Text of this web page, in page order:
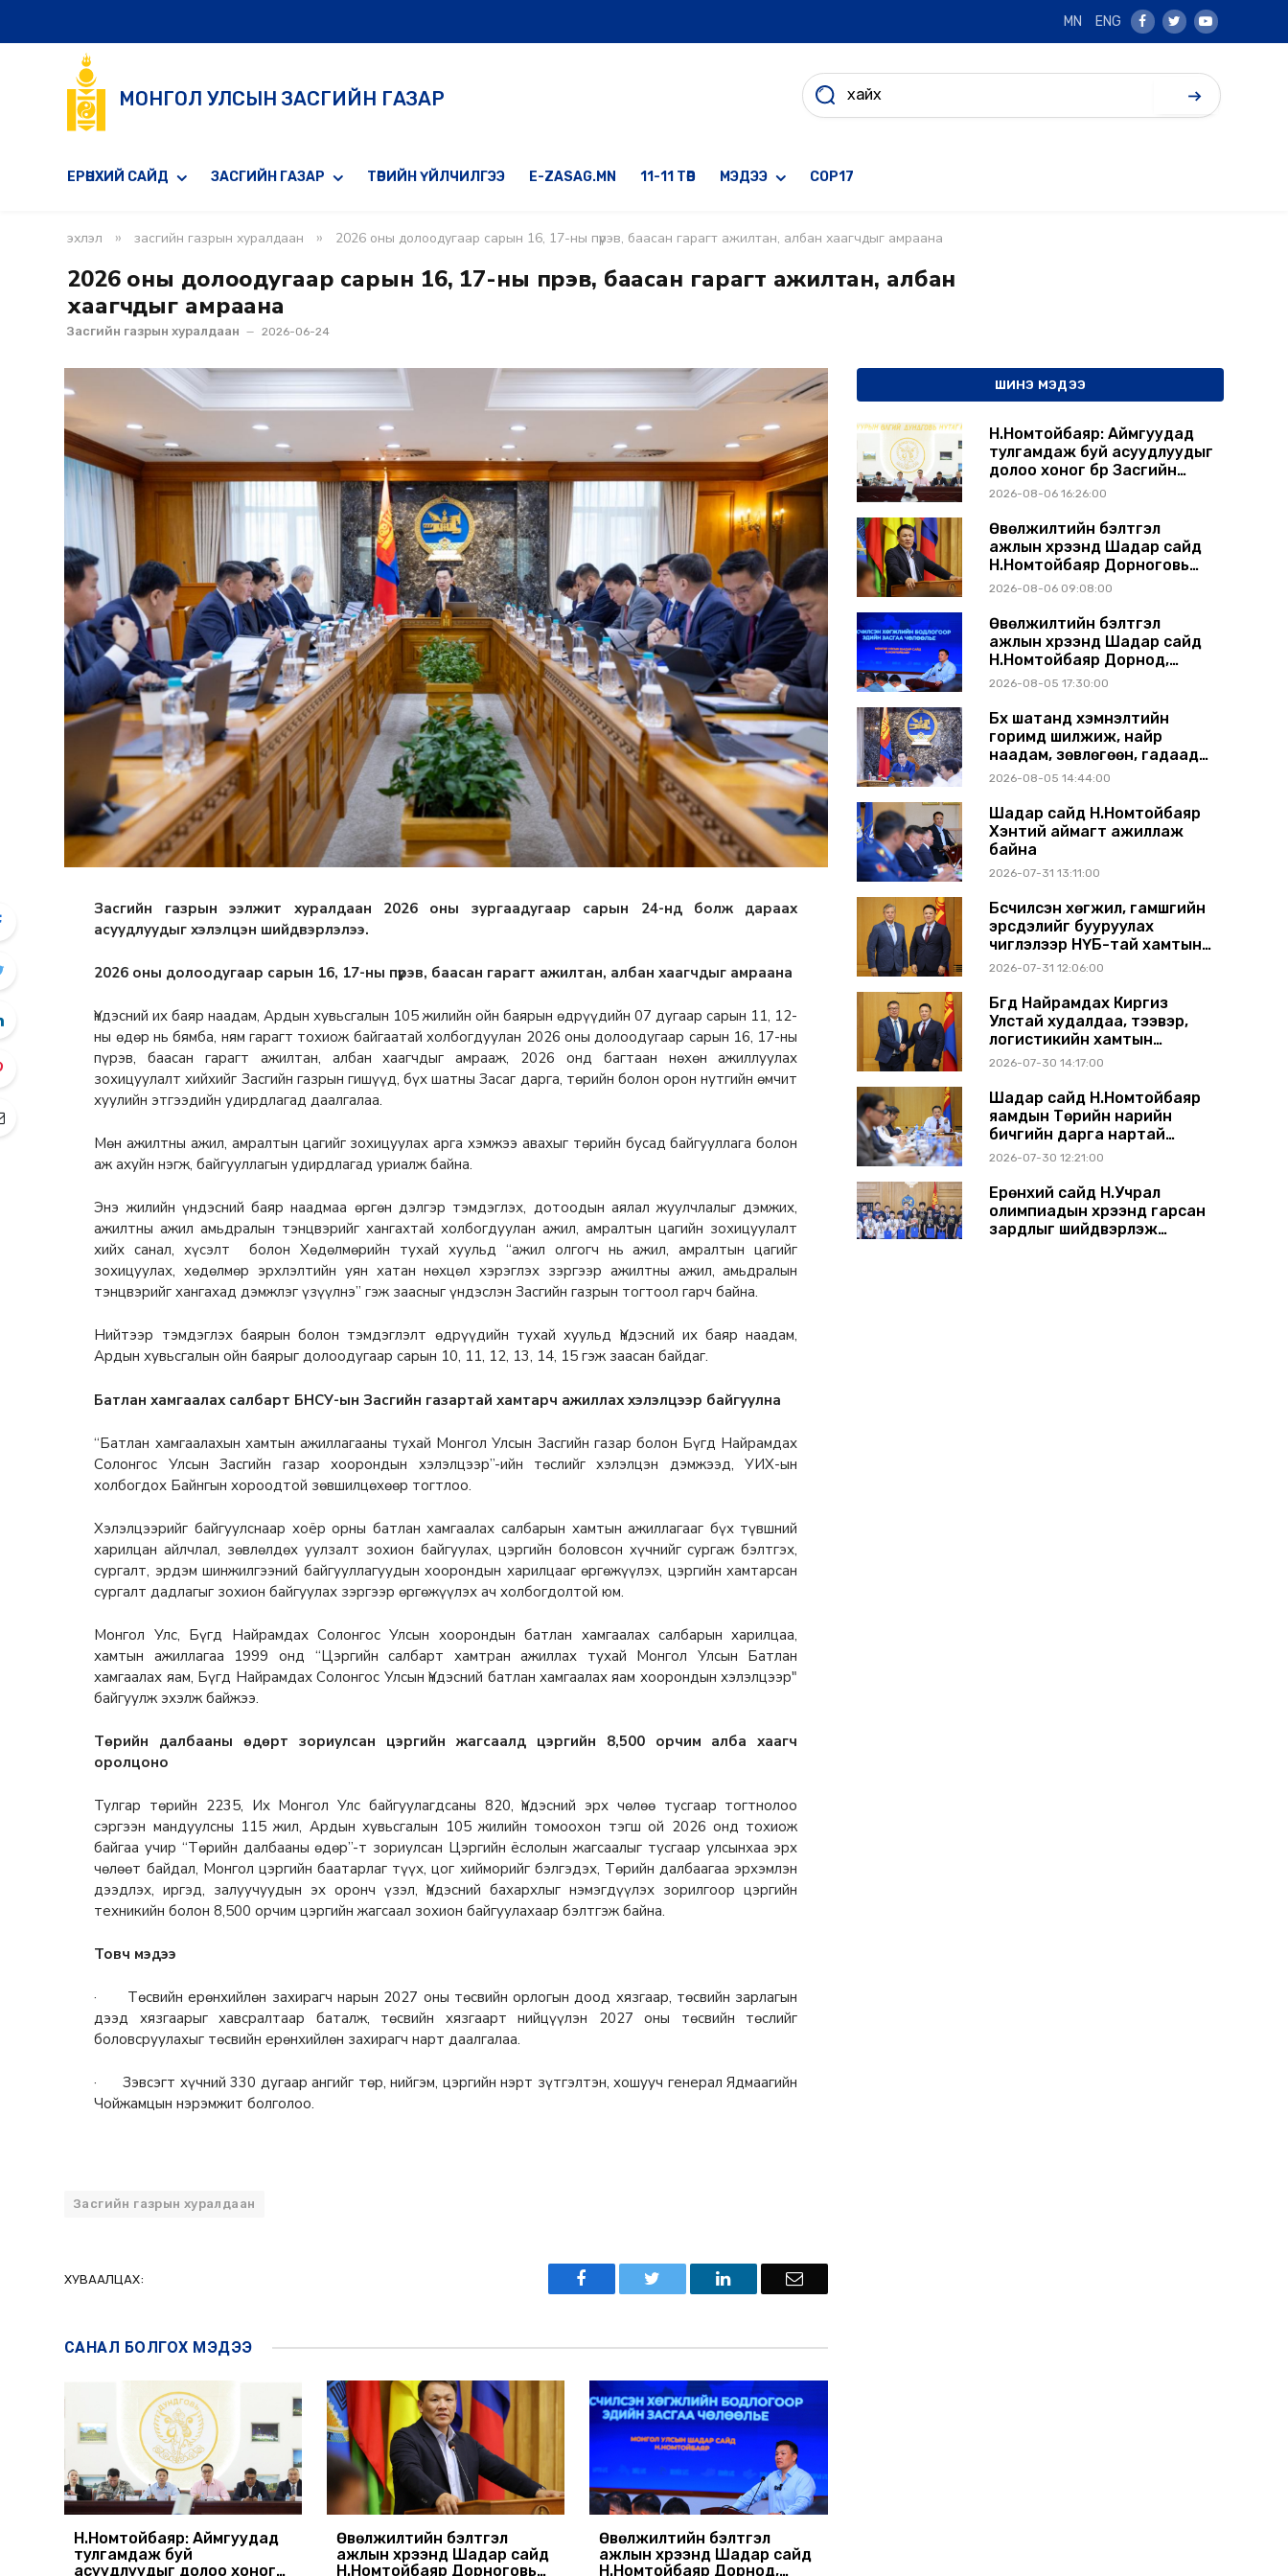
MN ENG
Facebook
TwitterYoutube
МОНГОЛ УЛСЫН ЗАСГИЙН ГАЗАР
ЕРӨНХИЙ САЙД ЗАСГИЙН ГАЗАР ТӨРИЙН ҮЙЛЧИЛГЭЭ E-ZASAG.MN 11-11 ТӨВ МЭДЭЭ COP17
эхлэл » засгийн газрын хуралдаан » 2026 оны долоодугаар сарын 16, 17-ны пүрэв, баасан гарагт ажилтан, албан хаагчдыг амраана
2026 оны долоодугаар сарын 16, 17-ны пүрэв, баасан гарагт ажилтан, албан
хаагчдыг амраана
Засгийн газрын хуралдаан 2026-06-24
Засгийн газрын ээлжит хуралдаан 2026 оны зургаадугаар сарын 24-нд болж дараах
асуудлуудыг хэлэлцэн шийдвэрлэлээ.
2026 оны долоодугаар сарын 16, 17-ны пүрэв, баасан гарагт ажилтан, албан хаагчдыг амраана
Үндэсний их баяр наадам, Ардын хувьсгалын 105 жилийн ойн баярын өдрүүдийн 07 дугаар сарын 11, 12-
ны өдөр нь бямба, ням гарагт тохиож байгаатай холбогдуулан 2026 оны долоодугаар сарын 16, 17-ны
пүрэв, баасан гарагт ажилтан, албан хаагчдыг амрааж, 2026 онд багтаан нөхөн ажиллуулах
зохицуулалт хийхийг Засгийн газрын гишүүд, бүх шатны Засаг дарга, төрийн болон орон нутгийн өмчит
хуулийн этгээдийн удирдлагад даалгалаа.
Мөн ажилтны ажил, амралтын цагийг зохицуулах арга хэмжээ авахыг төрийн бусад байгууллага болон
аж ахуйн нэгж, байгууллагын удирдлагад уриалж байна.
Энэ жилийн үндэсний баяр наадмаа өргөн дэлгэр тэмдэглэх, дотоодын аялал жуулчлалыг дэмжих,
ажилтны ажил амьдралын тэнцвэрийг хангахтай холбогдуулан ажил, амралтын цагийн зохицуулалт
хийх санал, хүсэлт болон Хөдөлмөрийн тухай хуульд “ажил олгогч нь ажил, амралтын цагийг
зохицуулах, хөдөлмөр эрхлэлтийн уян хатан нөхцөл хэрэглэх зэргээр ажилтны ажил, амьдралын
тэнцвэрийг хангахад дэмжлэг үзүүлнэ” гэж заасныг үндэслэн Засгийн газрын тогтоол гарч байна.
Нийтээр тэмдэглэх баярын болон тэмдэглэлт өдрүүдийн тухай хуульд Үндэсний их баяр наадам,
Ардын хувьсгалын ойн баярыг долоодугаар сарын 10, 11, 12, 13, 14, 15 гэж заасан байдаг.
Батлан хамгаалах салбарт БНСУ-ын Засгийн газартай хамтарч ажиллах хэлэлцээр байгуулна
“Батлан хамгаалахын хамтын ажиллагааны тухай Монгол Улсын Засгийн газар болон Бүгд Найрамдах
Солонгос Улсын Засгийн газар хоорондын хэлэлцээр”-ийн төслийг хэлэлцэн дэмжээд, УИХ-ын
холбогдох Байнгын хороодтой зөвшилцөхөөр тогтлоо.
Хэлэлцээрийг байгуулснаар хоёр орны батлан хамгаалах салбарын хамтын ажиллагааг бүх түвшний
харилцан айлчлал, зөвлөлдөх уулзалт зохион байгуулах, цэргийн боловсон хүчнийг сургаж бэлтгэх,
сургалт, эрдэм шинжилгээний байгууллагуудын хоорондын харилцааг өргөжүүлэх, цэргийн хамтарсан
сургалт дадлагыг зохион байгуулах зэргээр өргөжүүлэх ач холбогдолтой юм.
Монгол Улс, Бүгд Найрамдах Солонгос Улсын хоорондын батлан хамгаалах салбарын харилцаа,
хамтын ажиллагаа 1999 онд “Цэргийн салбарт хамтран ажиллах тухай Монгол Улсын Батлан
хамгаалах яам, Бүгд Найрамдах Солонгос Улсын Үндэсний батлан хамгаалах яам хоорондын хэлэлцээр"
байгуулж эхэлж байжээ.
Төрийн далбааны өдөрт зориулсан цэргийн жагсаалд цэргийн 8,500 орчим алба хаагч
оролцоно
Тулгар төрийн 2235, Их Монгол Улс байгуулагдсаны 820, Үндэсний эрх чөлөө тусгаар тогтнолоо
сэргээн мандуулсны 115 жил, Ардын хувьсгалын 105 жилийн томоохон тэгш ой 2026 онд тохиож
байгаа учир “Төрийн далбааны өдөр”-т зориулсан Цэргийн ёслолын жагсаалыг тусгаар улсынхаа эрх
чөлөөт байдал, Монгол цэргийн баатарлаг түүх, цог хийморийг бэлгэдэх, Төрийн далбаагаа эрхэмлэн
дээдлэх, иргэд, залуучуудын эх оронч үзэл, Үндэсний бахархлыг нэмэгдүүлэх зорилгоор цэргийн
техникийн болон 8,500 орчим цэргийн жагсаал зохион байгуулахаар бэлтгэж байна.
Товч мэдээ
· Төсвийн ерөнхийлөн захирагч нарын 2027 оны төсвийн орлогын доод хязгаар, төсвийн зарлагын
дээд хязгаарыг хавсралтаар баталж, төсвийн хязгаарт нийцүүлэн 2027 оны төсвийн төслийг
боловсруулахыг төсвийн ерөнхийлөн захирагч нарт даалгалаа.
· Зэвсэгт хүчний 330 дугаар ангийг төр, нийгэм, цэргийн нэрт зүтгэлтэн, хошууч генерал Ядмаагийн
Чойжамцын нэрэмжит болголоо.
Засгийн газрын хуралдаан
ХУВААЛЦАХ:
САНАЛ БОЛГОХ МЭДЭЭ
Н.Номтойбаяр: Аймгуудад
тулгамдаж буй
асуудлуудыг долоо хоног
Өвөлжилтийн бэлтгэл
ажлын хүрээнд Шадар сайд
Н.Номтойбаяр Дорноговь
Өвөлжилтийн бэлтгэл
ажлын хүрээнд Шадар сайд
Н.Номтойбаяр Дорнод,
ШИНЭ МЭДЭЭ
Н.Номтойбаяр: Аймгуудад
тулгамдаж буй асуудлуудыг
долоо хоног бүр Засгийн
газрын хуралдаанд
2026-08-06 16:26:00
Өвөлжилтийн бэлтгэл
ажлын хүрээнд Шадар сайд
Н.Номтойбаяр Дорноговь
аймагт ажиллав
2026-08-06 09:08:00
Өвөлжилтийн бэлтгэл
ажлын хүрээнд Шадар сайд
Н.Номтойбаяр Дорнод,
Сүхбаатар аймагт ажиллав
2026-08-05 17:30:00
Бүх шатанд хэмнэлтийн
горимд шилжиж, найр
наадам, зөвлөгөөн, гадаад
томилолтыг хориглолоо
2026-08-05 14:44:00
Шадар сайд Н.Номтойбаяр
Хэнтий аймагт ажиллаж
байна
2026-07-31 13:11:00
Бүсчилсэн хөгжил, гамшгийн
эрсдэлийг бууруулах
чиглэлээр НҮБ-тай хамтын
ажиллагаагаа өргөжүүлэхээр
2026-07-31 12:06:00
Бүгд Найрамдах Киргиз
Улстай худалдаа, тээвэр,
логистикийн хамтын
ажиллагааг өргөжүүлнэ
2026-07-30 14:17:00
Шадар сайд Н.Номтойбаяр
яамдын Төрийн нарийн
бичгийн дарга нартай
шуурхай хуралдлаа
2026-07-30 12:21:00
Ерөнхий сайд Н.Учрал
олимпиадын хүрээнд гарсан
зардлыг шийдвэрлэж